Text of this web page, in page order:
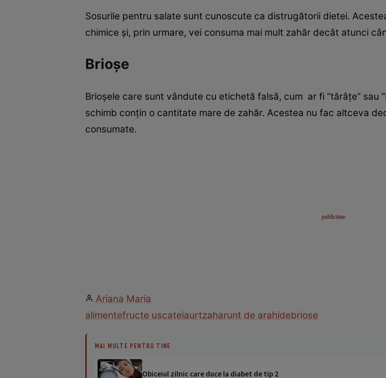
Sosurile pentru salate sunt cunoscute ca distrugătorii dietei.
chimice şi, prin urmare, vei consuma mai mult zahăr decât atunci
Brioşe
Brioşele care sunt vândute cu etichetă falsă, cum ar fi ”tărâţe” sau
schimb conţin o cantitate mare de zahăr. Acestea nu fac altceva
consumate.
Ariana Maria
alimentefructe uscateiaurtzaharunt de arahidebriose
MAI MULTE PENTRU TINE
Obiceiul zilnic care duce la diabet de tip 2